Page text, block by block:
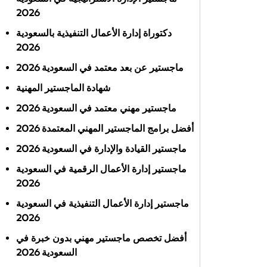
2026
دكتوراة إدارة الأعمال التنفيذية بالسعودية
2026
ماجستير عن بعد معتمد في السعودية 2026
شهادة الماجستير المهنية
ماجستير مهني معتمد في السعودية 2026
أفضل برامج الماجستير المهني المعتمدة 2026
ماجستير القيادة والإدارة في السعودية 2026
ماجستير إدارة الأعمال الرقمية في السعودية
2026
ماجستير إدارة الأعمال التنفيذية في السعودية
2026
أفضل تخصص ماجستير مهني بدون خبرة في
السعودية 2026